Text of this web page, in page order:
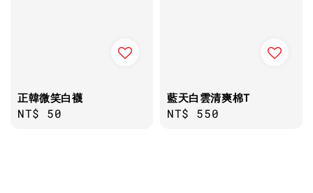
正韓微笑白襪
Regular
NT$ 50
藍天白雲清爽棉T
Regular
NT$ 550